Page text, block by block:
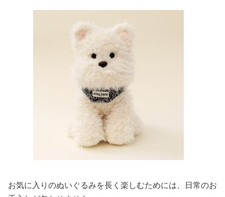
お気に入りのぬいぐるみを長く楽しむためには、日常のお